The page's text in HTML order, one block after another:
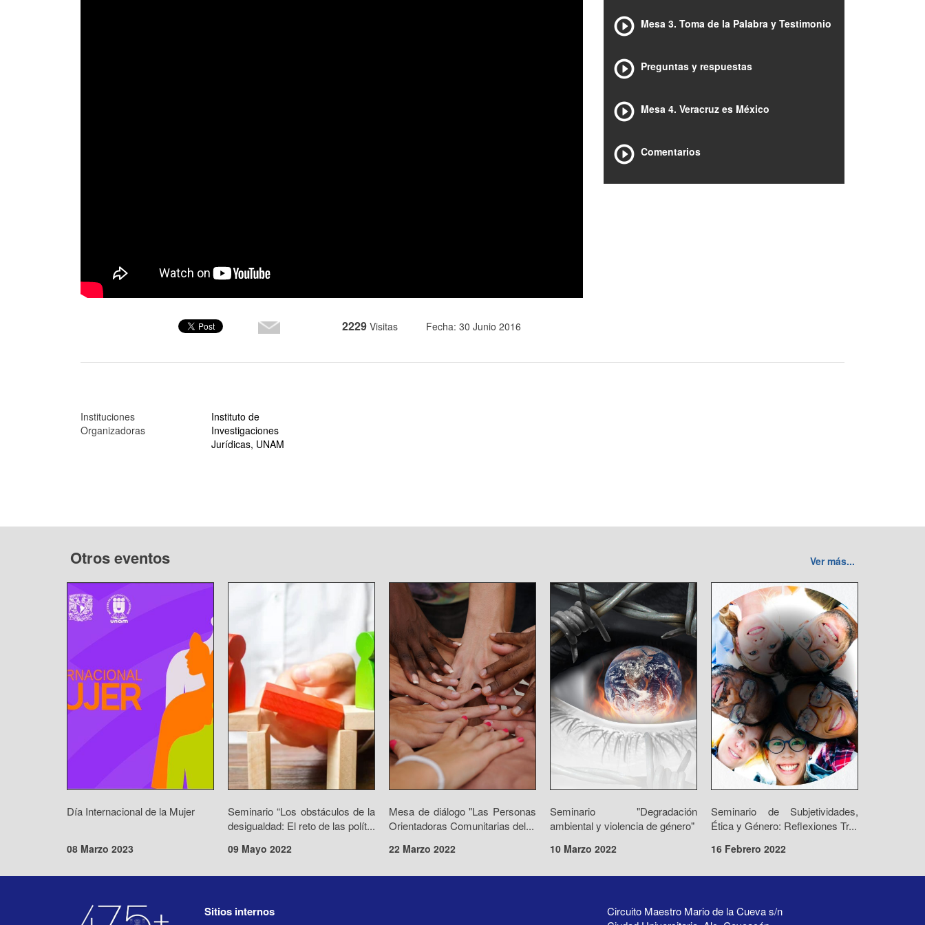
2229 Visitas Fecha: 30 Junio 2016
Mesa 3. Toma de la Palabra y Testimonio
Preguntas y respuestas
Mesa 4. Veracruz es México
Comentarios
Instituciones
Organizadoras
Instituto de
Investigaciones
Jurídicas, UNAM
Otros eventos Ver más...
Día Internacional de la Mujer
08 Marzo 2023
Seminario “Los obstáculos de la
desigualdad: El reto de las polít...
09 Mayo 2022
Mesa de diálogo "Las Personas
Orientadoras Comunitarias del...
22 Marzo 2022
Seminario "Degradación
ambiental y violencia de género"
10 Marzo 2022
Seminario de Subjetividades,
Ética y Género: Reflexiones Tr...
16 Febrero 2022
Circuito Maestro Mario de la Cueva s/n
Sitios internos